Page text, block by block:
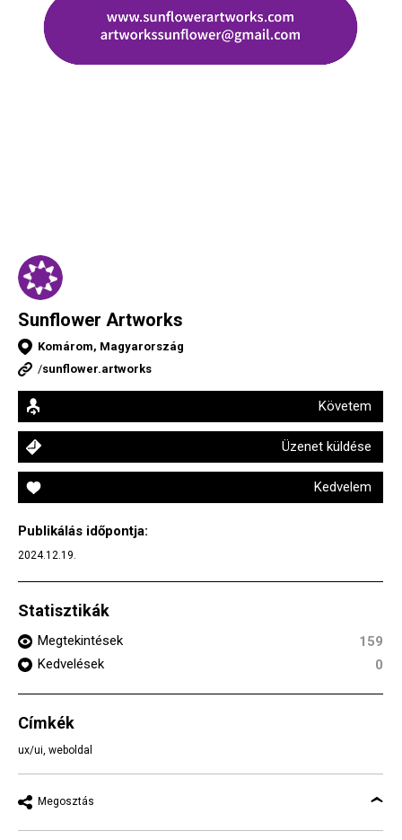
Sunflower Artworks
Komárom, Magyarország
/sunflower.artworks
Követem
Üzenet küldése
Kedvelem
Publikálás időpontja:
2024.12.19.
Statisztikák
Megtekintések
159
Kedvelések
0
Címkék
ux/ui, weboldal
Megosztás